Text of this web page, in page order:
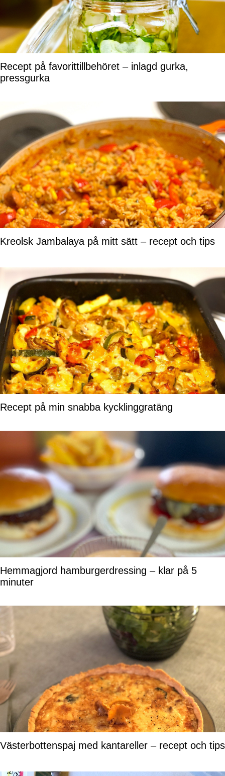
Recept på favorittillbehöret – inlagd gurka,
pressgurka
Kreolsk Jambalaya på mitt sätt – recept och tips
Recept på min snabba kycklinggratäng
Hemmagjord hamburgerdressing – klar på 5
minuter
Västerbottenspaj med kantareller – recept och tips